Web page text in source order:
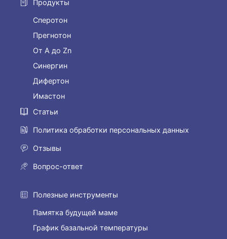
Продукты
Сперотон
Прегнотон
От А до Zn
Синергин
Дифертон
Имастон
Статьи
Политика обработки персональных данных
Отзывы
Вопрос-ответ
Полезные инструменты
Памятка будущей маме
График базальной температуры